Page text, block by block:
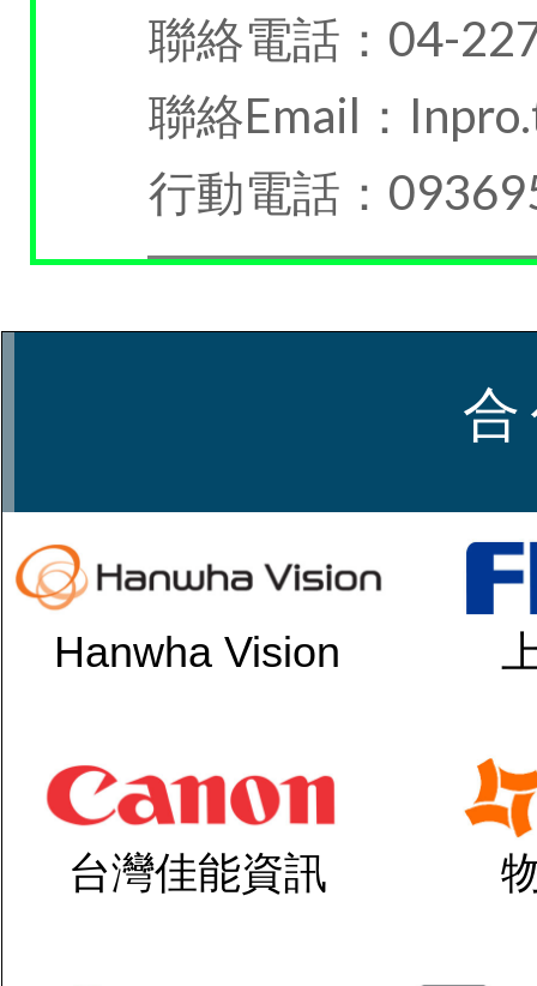
聯絡電話：04-
聯絡Email：
行動電話：
合
Hanwha Vision
台灣佳能資訊